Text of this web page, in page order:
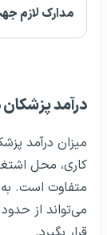
مدارک لازم
درآمد
میزان درآمد
کاری، محل
متفاوت است.
می‌تواند از